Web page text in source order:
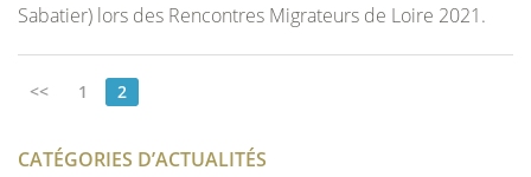
Sabatier) lors des Rencontres Migrateurs de Loire 2021.
<< 1 2
CATÉGORIES D’ACTUALITÉS